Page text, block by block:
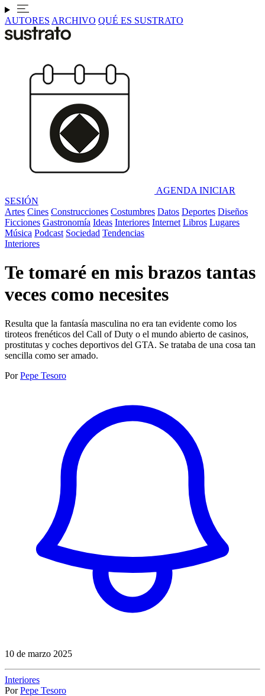
AUTORES ARCHIVO QUÉ ES SUSTRATO
AGENDA INICIAR
SESIÓN
Artes Cines Construcciones Costumbres Datos Deportes Diseños
Ficciones Gastronomía Ideas Interiores Internet Libros Lugares
Música Podcast Sociedad Tendencias
Interiores
Te tomaré en mis brazos tantas
veces como necesites
Resulta que la fantasía masculina no era tan evidente como los
tiroteos frenéticos del Call of Duty o el mundo abierto de casinos,
prostitutas y coches deportivos del GTA. Se trataba de una cosa tan
sencilla como ser amado.
Por Pepe Tesoro
10 de marzo 2025
Interiores
Por Pepe Tesoro